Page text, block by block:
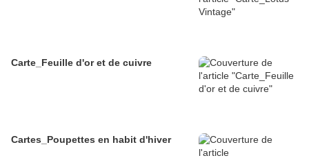
Carte_Feuille d'or et de cuivre
Cartes_Poupettes en habit d'hiver